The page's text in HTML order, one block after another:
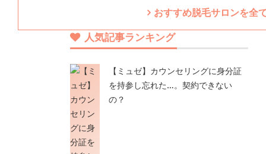
おすすめ脱毛サロンを全
人気記事ランキング
【ミュゼ】カウンセリングに身分証
を持参し忘れた…。契約できない
の？